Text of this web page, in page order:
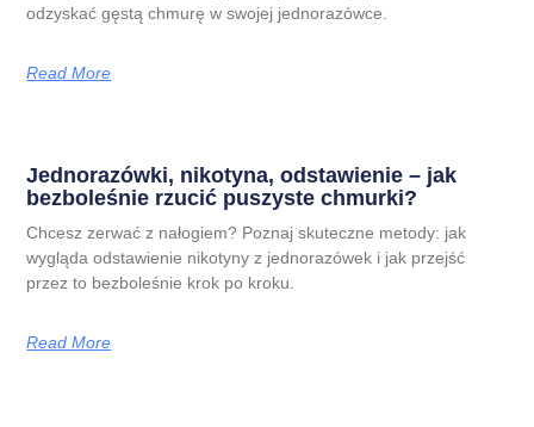
odzyskać gęstą chmurę w swojej jednorazówce.
Read More
Jednorazówki, nikotyna, odstawienie – jak
bezboleśnie rzucić puszyste chmurki?
Chcesz zerwać z nałogiem? Poznaj skuteczne metody: jak
wygląda odstawienie nikotyny z jednorazówek i jak przejść
przez to bezboleśnie krok po kroku.
Read More